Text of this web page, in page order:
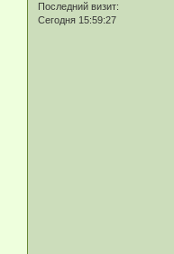
Последний визит:
Сегодня 15:59:27